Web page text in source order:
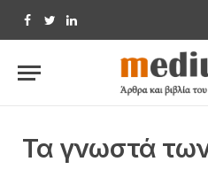
Facebook
TwitterLinkedIn
Τα γνωστά